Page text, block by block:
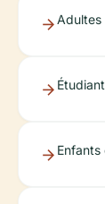
Adultes
Enfants